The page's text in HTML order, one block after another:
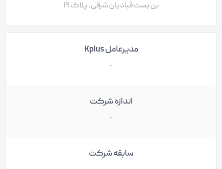
بن بست قبادیان شرقی، پلاک ۱۹
مدیرعامل Kplus
-
اندازه شرکت
-
سابقه شرکت